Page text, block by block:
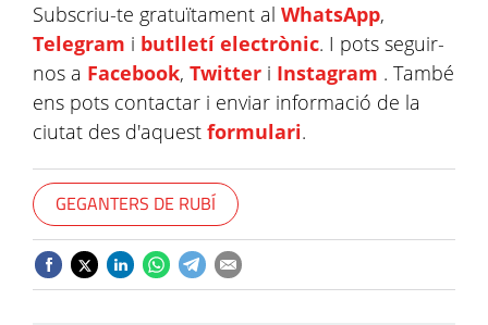
Subscriu-te gratuïtament al WhatsApp,
Telegram i butlletí electrònic. I pots seguir-
nos a Facebook, Twitter i Instagram . També
ens pots contactar i enviar informació de la
ciutat des d'aquest formulari.
GEGANTERS DE RUBÍ